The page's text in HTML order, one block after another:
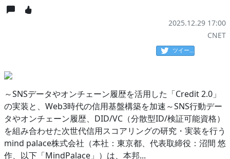
2025.12.29 17:00
CNET
ツイート
～SNSデータやオンチェーン履歴を活用した「Credit 2.0」
の実装と、Web3時代の信用基盤構築を加速～SNS行動デー
タやオンチェーン履歴、DID/VC（分散型ID/検証可能資格）
を組み合わせた次世代信用スコアリングの研究・実装を行う
mind palace株式会社（本社：東京都、代表取締役：沼間 悠
作、以下「MindPalace」）は、本邦...